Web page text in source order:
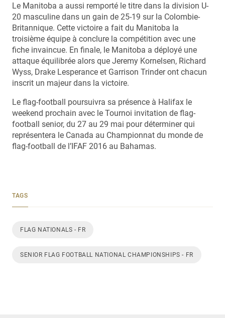
Le Manitoba a aussi remporté le titre dans la division U-
20 masculine dans un gain de 25-19 sur la Colombie-
Britannique. Cette victoire a fait du Manitoba la
troisième équipe à conclure la compétition avec une
fiche invaincue. En finale, le Manitoba a déployé une
attaque équilibrée alors que Jeremy Kornelsen, Richard
Wyss, Drake Lesperance et Garrison Trinder ont chacun
inscrit un majeur dans la victoire.
Le flag-football poursuivra sa présence à Halifax le
weekend prochain avec le Tournoi invitation de flag-
football senior, du 27 au 29 mai pour déterminer qui
représentera le Canada au Championnat du monde de
flag-football de l’IFAF 2016 au Bahamas.
TAGS
FLAG NATIONALS - FR
SENIOR FLAG FOOTBALL NATIONAL CHAMPIONSHIPS - FR